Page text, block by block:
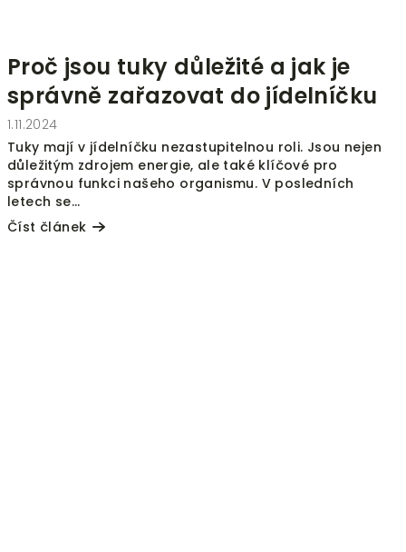
Proč jsou tuky důležité a jak je
správně zařazovat do jídelníčku
1.11.2024
Tuky mají v jídelníčku nezastupitelnou roli. Jsou nejen
důležitým zdrojem energie, ale také klíčové pro
správnou funkci našeho organismu. V posledních
letech se...
Číst článek